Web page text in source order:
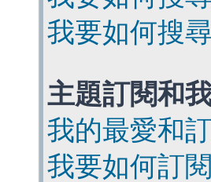
我要如何搜
主題訂閱和
我的最愛和
我要如何訂